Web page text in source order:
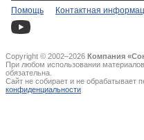
Помощь Контактная
Copyright © 2002–2026 Компания
При любом использовании
обязательна.
Сайт не собирает и не обрабатывает
конфиденциальности